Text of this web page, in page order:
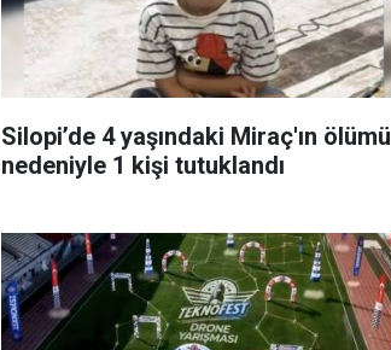
Silopi’de 4 yaşındaki Miraç'ın ölümü
nedeniyle 1 kişi tutuklandı